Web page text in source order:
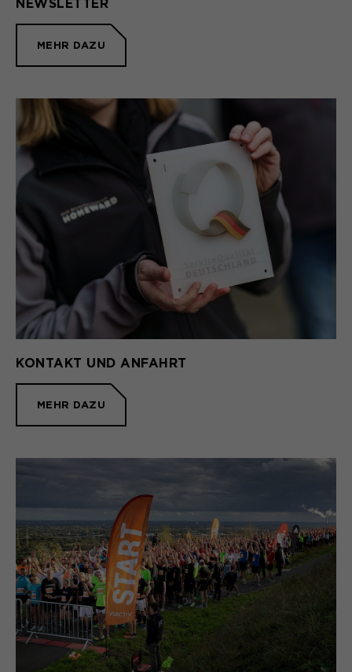
NEWSLETTER
MEHR DAZU
KONTAKT UND ANFAHRT
MEHR DAZU